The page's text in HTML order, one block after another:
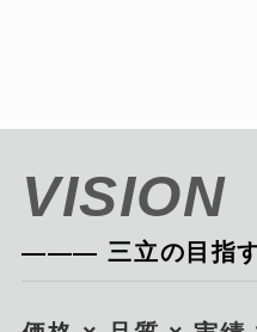
VISION
――― 三立の目指